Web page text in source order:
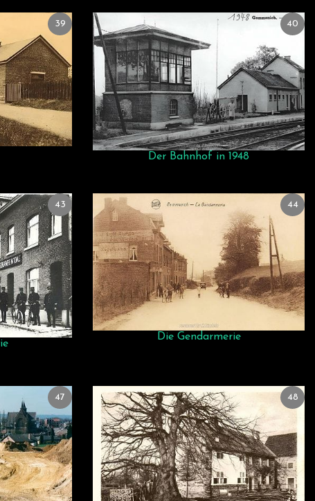
39
Der Bahnhof in 1948
40
43
Die Gendarmerie
44
47 48